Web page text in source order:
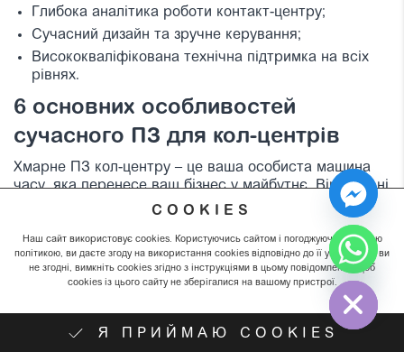
Глибока аналітика роботи контакт-центру;
Сучасний дизайн та зручне керування;
Висококваліфікована технічна підтримка на всіх
рівнях.
6 основних особливостей
сучасного ПЗ для кол-центрів
Хмарне ПЗ кол-центру – це ваша особиста машина
часу, яка перенесе ваш бізнес у майбутнє. Віртуальні
кол-центри, можливості хмарного ПЗ та передові
інструменти – все це сучасне ПЗ для кол-центрів. З
його допомогою ви зможете легко відслідковувати
KPI, аналізувати дані, передбачати тренди та
приймати важливі рішення. Це як бути власником
DeLorean, тільки без необхідності шукати плутоній!
Хмарне зберігання даних;
COOKIES
Наш сайт використовує cookies. Користуючись сайтом і погоджуючись із цією
політикою, ви даєте згоду на використання cookies відповідно до її умов. Якщо ви
не згодні, вимкніть cookies згідно з інструкціями в цьому повідомленні, щоб
cookies із цього сайту не зберігалися на вашому пристрої.
Я ПРИЙМАЮ COOKIES
Hide chaty